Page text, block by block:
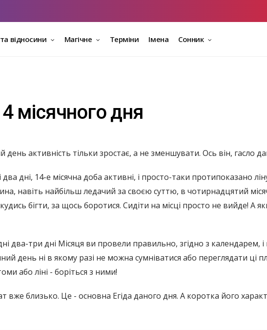
відносини Магічне Терміни Імена Сонник
місячного дня
день активність тільки зростає, а не зменшувати. Ось він, гасло
два дні, 14-е місячна доба активні, і просто-таки протипоказано
навіть найбільш ледачий за своєю суттю, в чотирнадцятий
бігти, за щось боротися. Сидіти на місці просто не вийде! А
два-три дні Місяця ви провели правильно, згідно з календарем,
день ні в якому разі не можна сумніватися або переглядати ці
або ліні - боріться з ними!
вже близько. Це - основна Егіда даного дня. А коротка його